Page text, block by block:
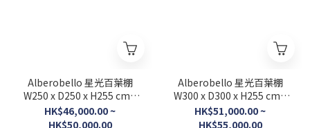
Alberobello 星光百葉棚
W250 x D250 x H255 cm -
搖控開關
HK$46,000.00 ~
HK$50,000.00
Alberobello 星光百葉棚
W300 x D300 x H255 cm -
搖控開關
HK$51,000.00 ~
HK$55,000.00